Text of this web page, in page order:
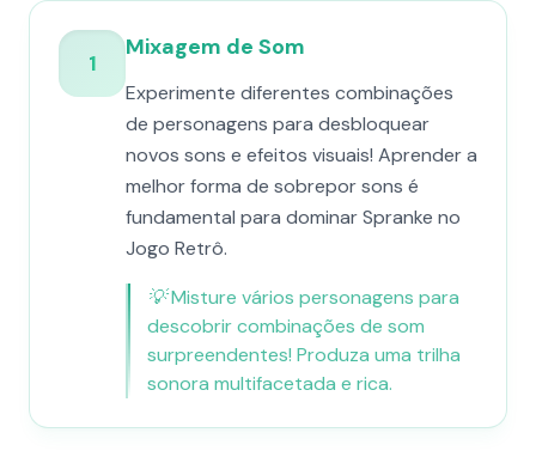
1
Mixagem de Som
Experimente diferentes combinações
de personagens para desbloquear
novos sons e efeitos visuais! Aprender a
melhor forma de sobrepor sons é
fundamental para dominar Spranke no
Jogo Retrô.
💡Misture vários personagens para
descobrir combinações de som
surpreendentes! Produza uma trilha
sonora multifacetada e rica.